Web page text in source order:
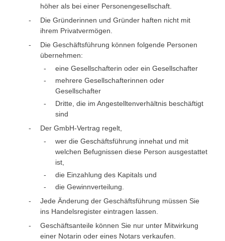
höher als bei einer Personengesellschaft.
Die Gründerinnen und Gründer haften nicht mit
ihrem Privatvermögen.
Die Geschäftsführung können folgende Personen
übernehmen:
eine Gesellschafterin oder ein Gesellschafter
mehrere Gesellschafterinnen oder
Gesellschafter
Dritte, die im Angestelltenverhältnis beschäftigt
sind
Der GmbH-Vertrag regelt,
wer die Geschäftsführung innehat und mit
welchen Befugnissen diese Person ausgestattet
ist,
die Einzahlung des Kapitals und
die Gewinnverteilung.
Jede Änderung der Geschäftsführung müssen Sie
ins Handelsregister eintragen lassen.
Geschäftsanteile können Sie nur unter Mitwirkung
einer Notarin oder eines Notars verkaufen.